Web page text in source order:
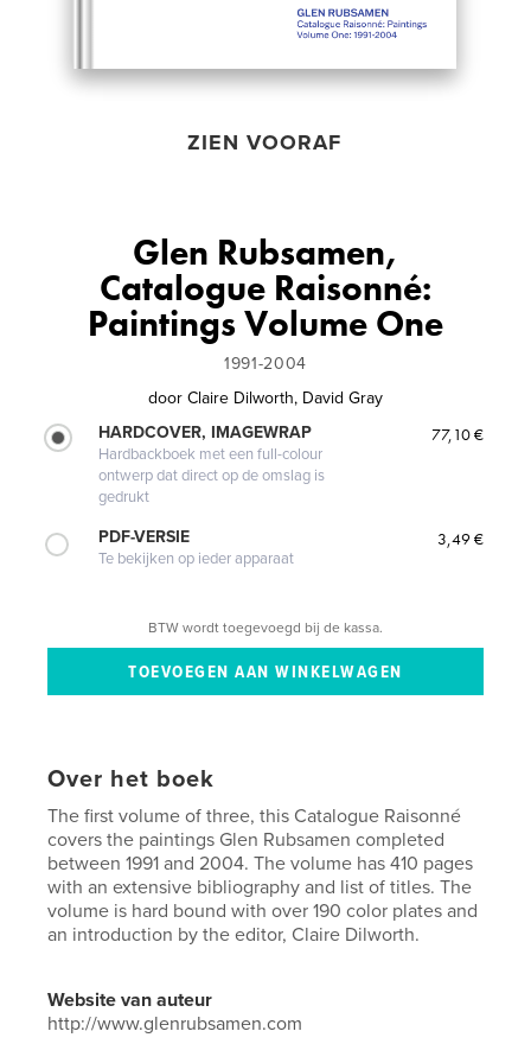
ZIEN VOORAF
Glen Rubsamen,
Catalogue Raisonné:
Paintings Volume One
1991-2004
door Claire Dilworth, David Gray
HARDCOVER, IMAGEWRAP
Hardbackboek met een full-colour
ontwerp dat direct op de omslag is
gedrukt
77,10 €
PDF-VERSIE
Te bekijken op ieder apparaat
3,49 €
BTW wordt toegevoegd bij de kassa.
Over het boek
The first volume of three, this Catalogue Raisonné
covers the paintings Glen Rubsamen completed
between 1991 and 2004. The volume has 410 pages
with an extensive bibliography and list of titles. The
volume is hard bound with over 190 color plates and
an introduction by the editor, Claire Dilworth.
Website van auteur
http://www.glenrubsamen.com